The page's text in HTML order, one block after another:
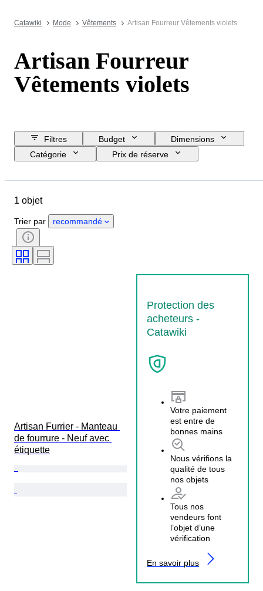
Catawiki Mode Vêtements Artisan Fourreur Vêtements violets
Artisan Fourreur
Vêtements violets
Filtres Budget
Dimensions
Catégorie
Prix de réserve
Pays d’origine
Genre
État
Taille du vêtement
1 objet
Trier par recommandé
Artisan Furrier - Manteau
de fourrure - Neuf avec
étiquette
Protection des
acheteurs -
Catawiki
Votre paiement
est entre de
bonnes mains
Nous vérifions la
qualité de tous
nos objets
Tous nos
vendeurs font
l’objet d’une
vérification
En savoir plus